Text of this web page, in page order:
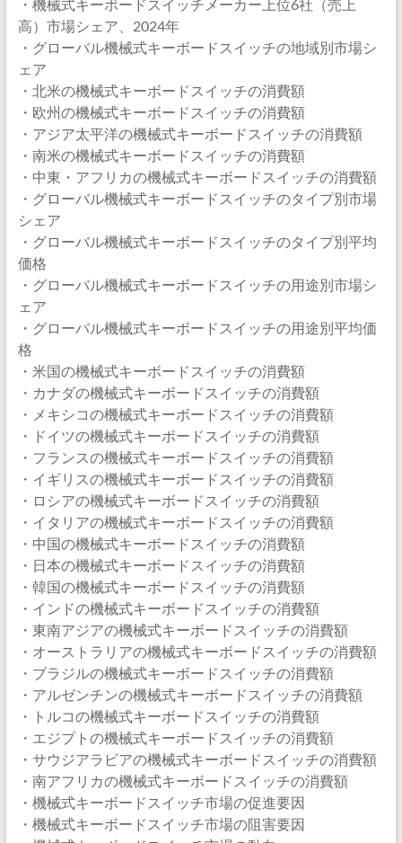
・機械式キーボードスイッチメーカー上位6社（売上
高）市場シェア、2024年
・グローバル機械式キーボードスイッチの地域別市場シ
ェア
・北米の機械式キーボードスイッチの消費額
・欧州の機械式キーボードスイッチの消費額
・アジア太平洋の機械式キーボードスイッチの消費額
・南米の機械式キーボードスイッチの消費額
・中東・アフリカの機械式キーボードスイッチの消費額
・グローバル機械式キーボードスイッチのタイプ別市場
シェア
・グローバル機械式キーボードスイッチのタイプ別平均
価格
・グローバル機械式キーボードスイッチの用途別市場シ
ェア
・グローバル機械式キーボードスイッチの用途別平均価
格
・米国の機械式キーボードスイッチの消費額
・カナダの機械式キーボードスイッチの消費額
・メキシコの機械式キーボードスイッチの消費額
・ドイツの機械式キーボードスイッチの消費額
・フランスの機械式キーボードスイッチの消費額
・イギリスの機械式キーボードスイッチの消費額
・ロシアの機械式キーボードスイッチの消費額
・イタリアの機械式キーボードスイッチの消費額
・中国の機械式キーボードスイッチの消費額
・日本の機械式キーボードスイッチの消費額
・韓国の機械式キーボードスイッチの消費額
・インドの機械式キーボードスイッチの消費額
・東南アジアの機械式キーボードスイッチの消費額
・オーストラリアの機械式キーボードスイッチの消費額
・ブラジルの機械式キーボードスイッチの消費額
・アルゼンチンの機械式キーボードスイッチの消費額
・トルコの機械式キーボードスイッチの消費額
・エジプトの機械式キーボードスイッチの消費額
・サウジアラビアの機械式キーボードスイッチの消費額
・南アフリカの機械式キーボードスイッチの消費額
・機械式キーボードスイッチ市場の促進要因
・機械式キーボードスイッチ市場の阻害要因